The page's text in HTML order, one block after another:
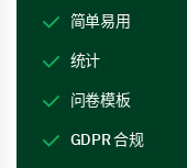
简单易用
统计
问卷模板
GDPR 合规